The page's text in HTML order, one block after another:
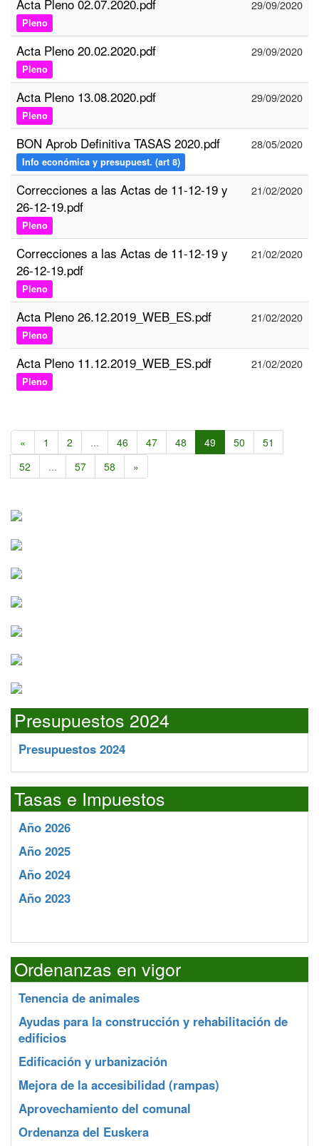
Acta Pleno 02.07.2020.pdf
Pleno
29/09/2020
Acta Pleno 20.02.2020.pdf
Pleno
29/09/2020
Acta Pleno 13.08.2020.pdf
Pleno
29/09/2020
BON Aprob Definitiva TASAS 2020.pdf
Info económica y presupuest. (art 8)
28/05/2020
Correcciones a las Actas de 11-12-19 y
26-12-19.pdf
Pleno
21/02/2020
Correcciones a las Actas de 11-12-19 y
26-12-19.pdf
Pleno
21/02/2020
Acta Pleno 26.12.2019_WEB_ES.pdf
Pleno
21/02/2020
Acta Pleno 11.12.2019_WEB_ES.pdf
Pleno
21/02/2020
« 1 2 ... 46 47 48 49 50
51
52
... 57 58 »
Presupuestos 2024
Presupuestos 2024
Tasas e Impuestos
Año 2026
Año 2025
Año 2024
Año 2023
Ordenanzas en vigor
Tenencia de animales
Ayudas para la construcción y rehabilitación de
edificios
Edificación y urbanización
Mejora de la accesibilidad (rampas)
Aprovechamiento del comunal
Ordenanza del Euskera